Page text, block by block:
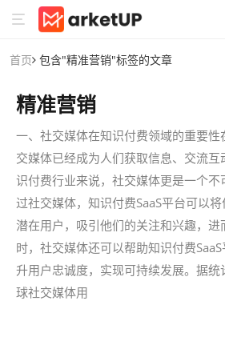
首页 包含"精准营销"标签的文章
精准营销
一、社交媒体在知识付费领域的重要
交媒体已经成为人们获取信息、交流
识付费行业来说，社交媒体更是一个
过社交媒体，知识付费SaaS平台可以
潜在用户，吸引他们的关注和兴趣，
时，社交媒体还可以帮助知识付费
升用户忠诚度，实现可持续发展。据
球社交媒体用